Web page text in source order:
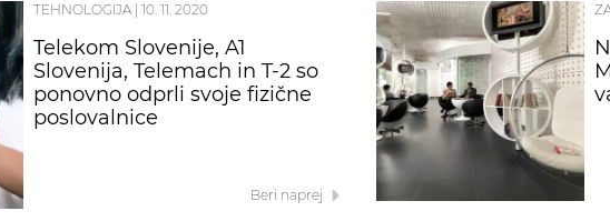
TEHNOLOGIJA 10. 11. 2020
Telekom Slovenije, A1
Slovenija, Telemach in T-2 so
ponovno odprli svoje fizične
poslovalnice
Beri naprej